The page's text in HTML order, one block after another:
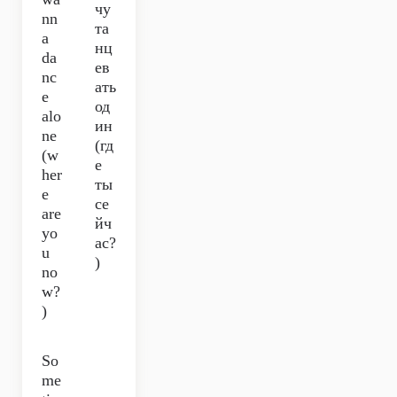
nn
a
da
nc
e
alo
ne
(w
her
e
are
yo
u
no
w?
)
чу
та
нц
ев
ать
од
ин
(гд
е
ты
се
йч
ас?
)
So
me